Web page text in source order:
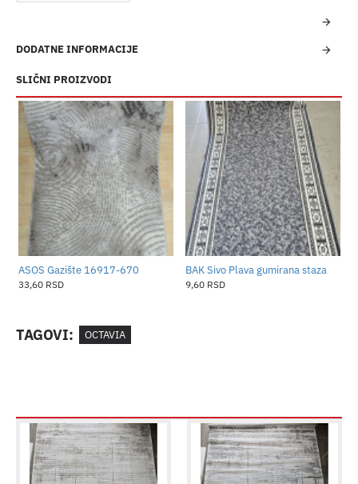
SLIČNI PROIZVODI
ASOS Gazište 16917-670
33,60 RSD
BAK Sivo Plava gumirana staza
9,60 RSD
DODATNE INFORMACIJE
TAGOVI: OCTAVIA